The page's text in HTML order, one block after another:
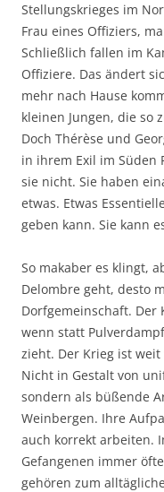
Stellungskrieges im
Frau eines Offiziers,
Schließlich fallen im
Offiziere. Das ändert
mehr nach Hause
kleinen Jungen, die so
Doch Thérèse und
in ihrem Exil im Süden
sie nicht. Sie haben
etwas. Etwas
geben kann. Sie kann
So makaber es klingt,
Delombre geht, desto
Dorfgemeinschaft. Der
wenn statt
zieht. Der Krieg ist
Nicht in Gestalt von
sondern als büßende
Weinbergen. Ihre
auch korrekt arbeiten.
Gefangenen immer
gehören zum